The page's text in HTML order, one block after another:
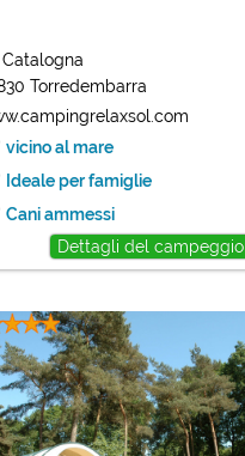
Catalogna
Torredembarra
vicino al mare
Ideale per famiglie
Cani ammessi
Dettagli del campeggio